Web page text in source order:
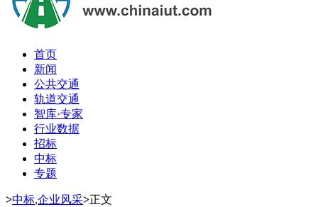
首页
新闻
公共交通
轨道交通
智库·专家
行业数据
招标
中标
专题
>中标,企业风采>正文